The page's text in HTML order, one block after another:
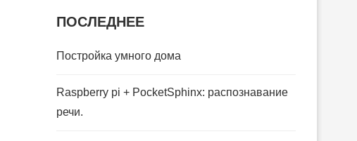
ПОСЛЕДНЕЕ
Постройка умного дома
Raspberry pi + PocketSphinx: распознавание
речи.